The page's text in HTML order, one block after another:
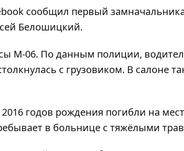
сообщил первый
Белошицкий.
М-06. По данным полиции,
с грузовиком. В салоне
годов рождения погибли на
в больнице с тяжёлыми